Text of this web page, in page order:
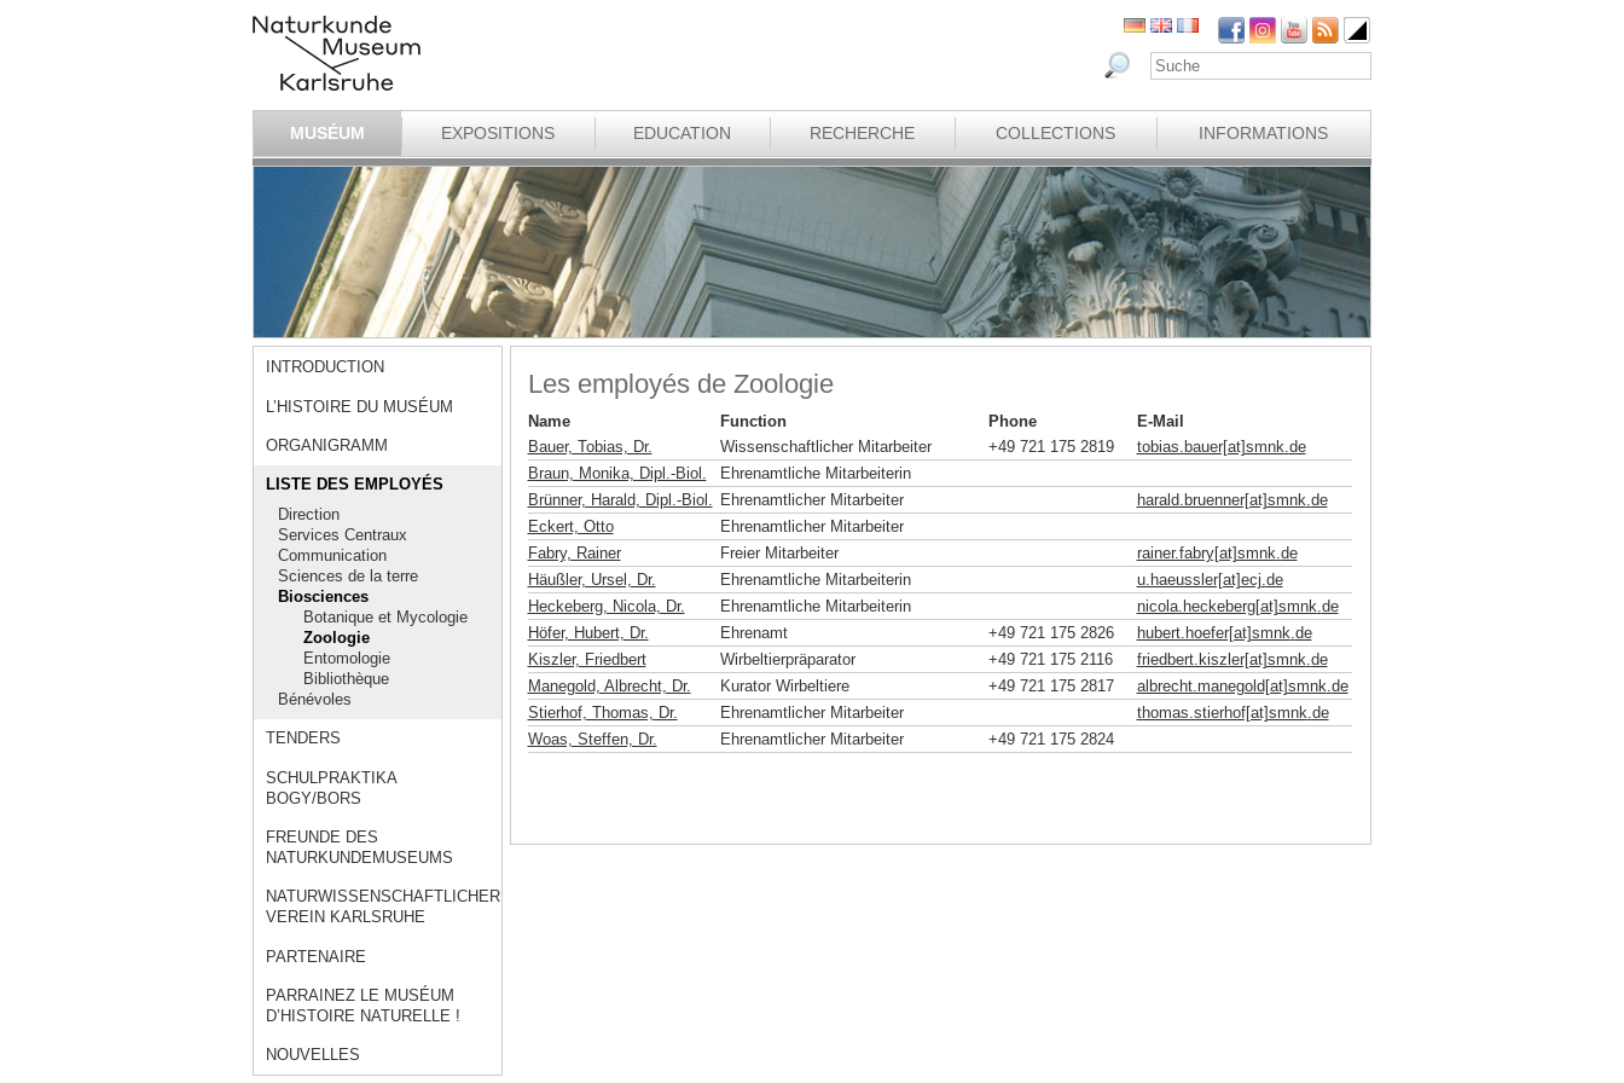
MUSÉUM EXPOSITIONS EDUCATION RECHERCHE COLLECTIONS INFORMATIONS
INTRODUCTION
L’HISTOIRE DU MUSÉUM
ORGANIGRAMM
LISTE DES EMPLOYÉS
Direction
Services Centraux
Communication
Sciences de la terre
Biosciences
Botanique et Mycologie
Zoologie
Entomologie
Bibliothèque
Bénévoles
TENDERS
SCHULPRAKTIKA
BOGY/BORS
FREUNDE DES
NATURKUNDEMUSEUMS
NATURWISSENSCHAFTLICHER
VEREIN KARLSRUHE
PARTENAIRE
PARRAINEZ LE MUSÉUM
D’HISTOIRE NATURELLE !
NOUVELLES
Les employés de Zoologie
Name Function Phone
E-Mail
Bauer, Tobias, Dr.
Wissenschaftlicher Mitarbeiter +49 721 175 2819 tobias.bauer[at]smnk.de
Braun, Monika, Dipl.-Biol.
Ehrenamtliche Mitarbeiterin
Brünner, Harald, Dipl.-Biol. Ehrenamtlicher Mitarbeiter harald.bruenner[at]smnk.de
Eckert, Otto
Ehrenamtlicher Mitarbeiter
Fabry, Rainer
Freier Mitarbeiter rainer.fabry[at]smnk.de
Häußler, Ursel, Dr.
Ehrenamtliche Mitarbeiterin u.haeussler[at]ecj.de
Heckeberg, Nicola, Dr.
Ehrenamtliche Mitarbeiterin nicola.heckeberg[at]smnk.de
Höfer, Hubert, Dr.
Ehrenamt +49 721 175 2826 hubert.hoefer[at]smnk.de
Kiszler, Friedbert
Wirbeltierpräparator +49 721 175 2116 friedbert.kiszler[at]smnk.de
Manegold, Albrecht, Dr.
Kurator Wirbeltiere +49 721 175 2817 albrecht.manegold[at]smnk.de
Stierhof, Thomas, Dr.
Ehrenamtlicher Mitarbeiter thomas.stierhof[at]smnk.de
Woas, Steffen, Dr.
Ehrenamtlicher Mitarbeiter +49 721 175 2824